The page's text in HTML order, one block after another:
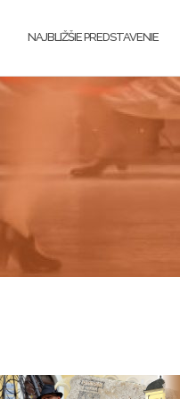
NAJBLIŽŠIE PREDSTAVENIE